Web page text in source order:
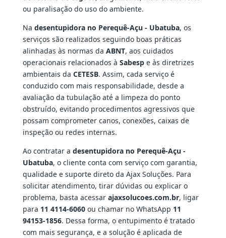
ou paralisação do uso do ambiente.
Na desentupidora no Perequê-Açu - Ubatuba, os
serviços são realizados seguindo boas práticas
alinhadas às normas da ABNT, aos cuidados
operacionais relacionados à Sabespe às diretrizes
ambientais da CETESB. Assim, cada serviço é
conduzido com mais responsabilidade, desde a
avaliação da tubulação até a limpeza do ponto
obstruído, evitando procedimentos agressivos que
possam comprometer canos, conexões, caixas de
inspeção ou redes internas.
Ao contratar a desentupidora no Perequê-Açu -
Ubatuba, o cliente conta com serviço com garantia,
qualidade e suporte direto da Ajax Soluções. Para
solicitar atendimento, tirar dúvidas ou explicar o
problema, basta acessar ajaxsolucoes.com.br, ligar
para 11 4114-6060ou chamar no WhatsApp 11
94153-1856. Dessa forma, o entupimento é tratado
com mais segurança, e a solução é aplicada de